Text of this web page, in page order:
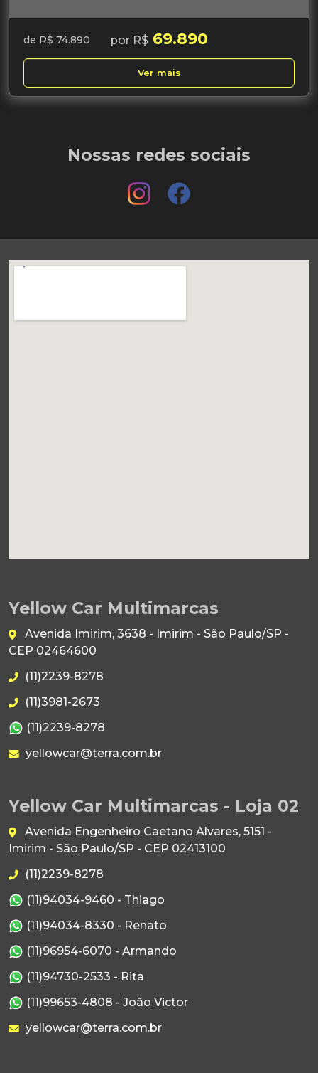
de R$ 74.890 por R$ 69.890
Ver mais
Nossas redes sociais
Yellow Car Multimarcas
Avenida Imirim, 3638 - Imirim - São Paulo/SP -
CEP 02464600
(11)2239-8278
(11)3981-2673
(11)2239-8278
yellowcar@terra.com.br
Yellow Car Multimarcas - Loja 02
Avenida Engenheiro Caetano Alvares, 5151 -
Imirim - São Paulo/SP - CEP 02413100
(11)2239-8278
(11)94034-9460 - Thiago
(11)94034-8330 - Renato
(11)96954-6070 - Armando
(11)94730-2533 - Rita
(11)99653-4808 - João Victor
yellowcar@terra.com.br